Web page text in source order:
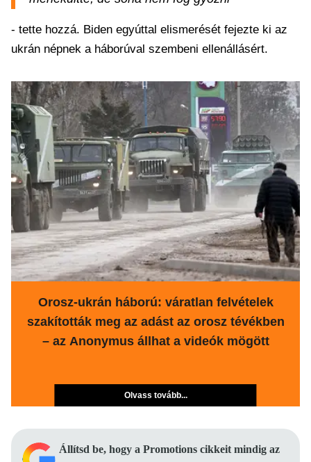
- tette hozzá. Biden egyúttal elismerését fejezte ki az
ukrán népnek a háborúval szembeni ellenállásért.
Orosz-ukrán háború: váratlan felvételek
szakították meg az adást az orosz tévékben
– az Anonymus állhat a videók mögött
Olvass tovább...
Állítsd be, hogy a Promotions cikkeit mindig az